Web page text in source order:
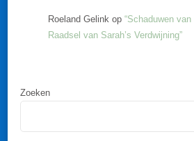
Roeland Gelink op “Schaduwen
Raadsel van Sarah’s Verdwijning”
Zoeken